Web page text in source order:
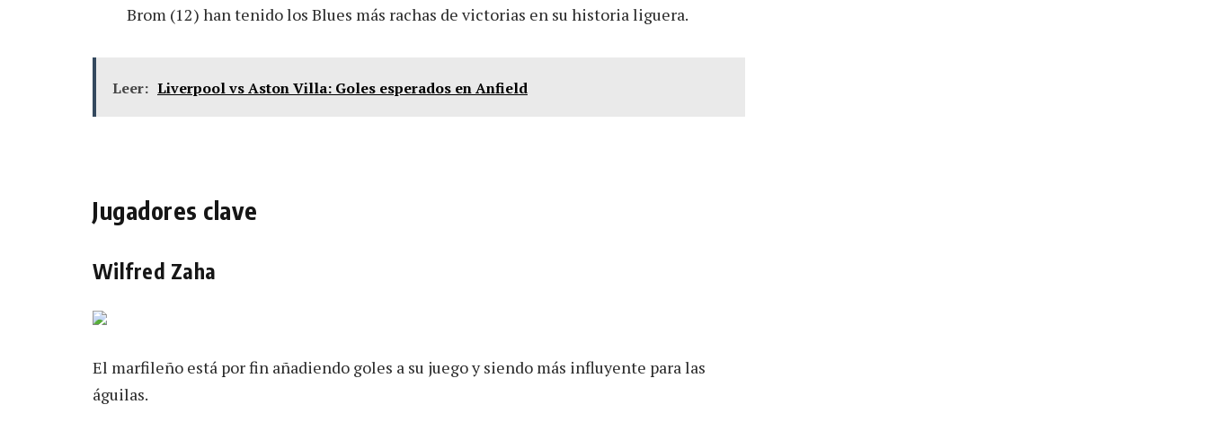
Brom (12) han tenido los Blues más rachas de victorias en su historia liguera.
Leer: Liverpool vs Aston Villa: Goles esperados en Anfield
Jugadores clave
Wilfred Zaha
El marfileño está por fin añadiendo goles a su juego y siendo más influyente para las
águilas.